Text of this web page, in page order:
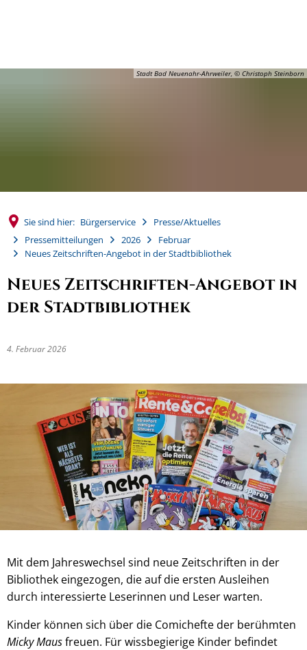
Stadt Bad Neuenahr-Ahrweiler, © Christoph Steinborn
Sie sind hier: Bürgerservice
Presse/Aktuelles
Pressemitteilungen
2026
Februar
Neues Zeitschriften-Angebot in der Stadtbibliothek
Neues Zeitschriften-Angebot in
der Stadtbibliothek
4. Februar 2026
Mit dem Jahreswechsel sind neue Zeitschriften in der
Bibliothek eingezogen, die auf die ersten Ausleihen
durch interessierte Leserinnen und Leser warten.
Kinder können sich über die Comichefte der berühmten
Micky Mausfreuen. Für wissbegierige Kinder befindet